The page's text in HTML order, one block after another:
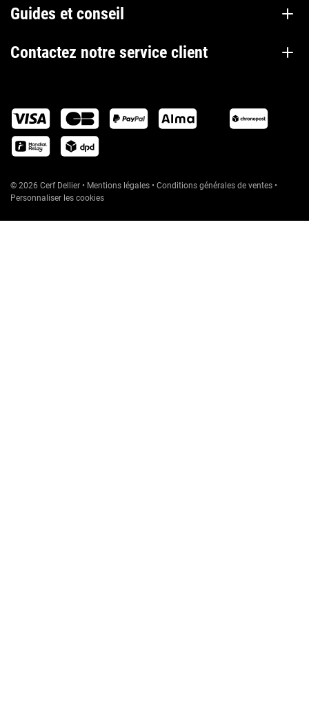
Guides et conseil
Contactez notre service client
© 2026 Cerf Dellier • Mentions légales • Conditions générales de ventes •
Personnaliser les cookies